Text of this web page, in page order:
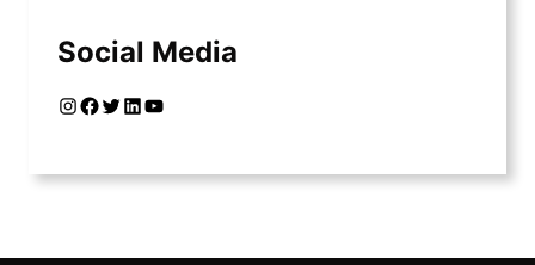
Social Media
InstagramFacebook Twitter LinkedIn YouTube